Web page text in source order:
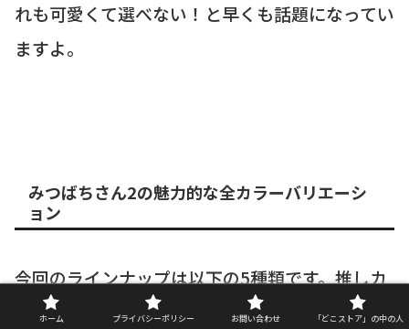
れも可愛くて選べない！と早くも話題になってい
ますよ。
みつばちさん2の魅力的な全カラーバリエーシ
ョン
今回のラインナップは以下の5種類です。推しカ
ラーがあるかチェックしてみてくださいね！
ホーム プライバシーポリシー お問い合わせ 「どこストア」の中の人